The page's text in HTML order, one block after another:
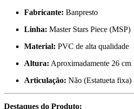
Fabricante: Banpresto
Linha: Master Stars Piece (MSP)
Material: PVC de alta qualidade
Altura: Aproximadamente 26 cm
Articulação: Não (Estatueta fixa)
Destaques do Produto: